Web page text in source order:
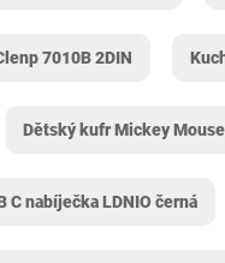
7010B 2DIN
Dětský kufr Mickey
C nabíječka LDNIO černá